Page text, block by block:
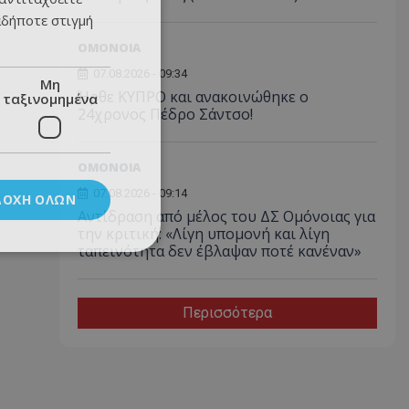
07.08.2026 - 09:34
Ήρθε ΚΥΠΡΟ και ανακοινώθηκε ο
24χρονος Πέδρο Σάντσο!
07.08.2026 - 09:14
Αντίδραση από μέλος του ΔΣ Ομόνοιας για
την κριτική: «Λίγη υπομονή και λίγη
ταπεινότητα δεν έβλαψαν ποτέ κανέναν»
Περισσότερα
στιγμή
Μη
ταξινομημένα
ΌΛΩΝ